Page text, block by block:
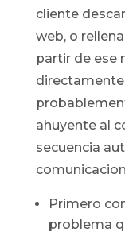
cliente
web, o
partir de ese
ahuyente al
secuencia
Primero
problema